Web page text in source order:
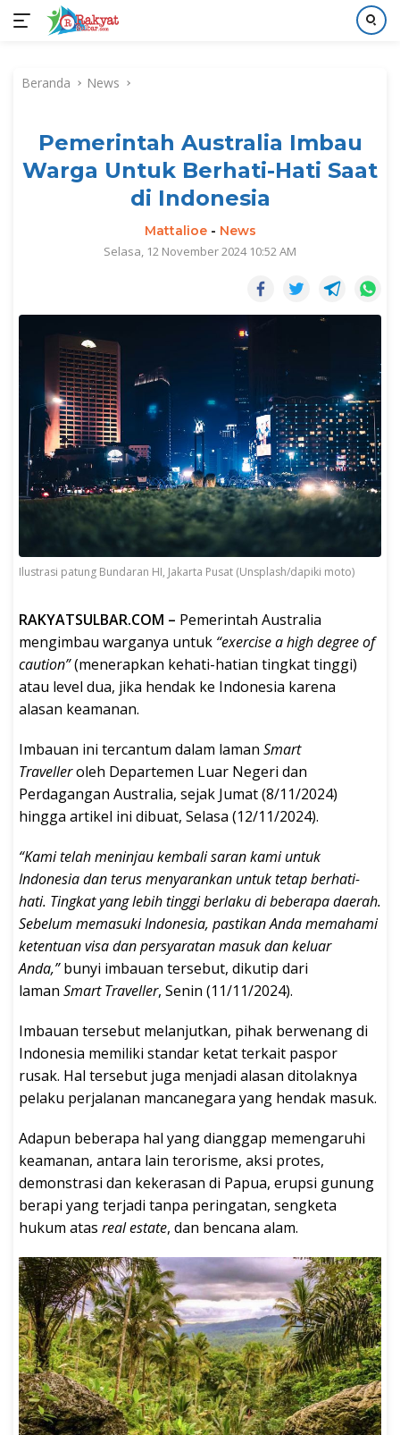
kontenBeranda News
Pemerintah Australia Imbau
Warga Untuk Berhati-Hati Saat
di Indonesia
Mattalioe- News
Selasa, 12 November 2024 10:52 AM
Ilustrasi patung Bundaran HI, Jakarta Pusat (Unsplash/dapiki moto)
RAKYATSULBAR.COM – Pemerintah Australia
mengimbau warganya untuk “exercise a high degree of
caution”(menerapkan kehati-hatian tingkat tinggi)
atau level dua, jika hendak ke Indonesia karena
alasan keamanan.
Imbauan ini tercantum dalam laman Smart
Travelleroleh Departemen Luar Negeri dan
Perdagangan Australia, sejak Jumat (8/11/2024)
hingga artikel ini dibuat, Selasa (12/11/2024).
“Kami telah meninjau kembali saran kami untuk
Indonesia dan terus menyarankan untuk tetap berhati-
hati. Tingkat yang lebih tinggi berlaku di beberapa daerah.
Sebelum memasuki Indonesia, pastikan Anda memahami
ketentuan visa dan persyaratan masuk dan keluar
Anda,”bunyi imbauan tersebut, dikutip dari
laman Smart Traveller, Senin (11/11/2024).
Imbauan tersebut melanjutkan, pihak berwenang di
Indonesia memiliki standar ketat terkait paspor
rusak. Hal tersebut juga menjadi alasan ditolaknya
pelaku perjalanan mancanegara yang hendak masuk.
Adapun beberapa hal yang dianggap memengaruhi
keamanan, antara lain terorisme, aksi protes,
demonstrasi dan kekerasan di Papua, erupsi gunung
berapi yang terjadi tanpa peringatan, sengketa
hukum atas real estate, dan bencana alam.